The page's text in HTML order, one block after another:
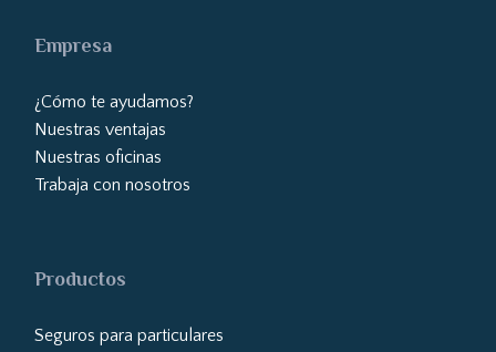
Empresa
¿Cómo te ayudamos?
Nuestras ventajas
Nuestras oficinas
Trabaja con nosotros
Productos
Seguros para particulares